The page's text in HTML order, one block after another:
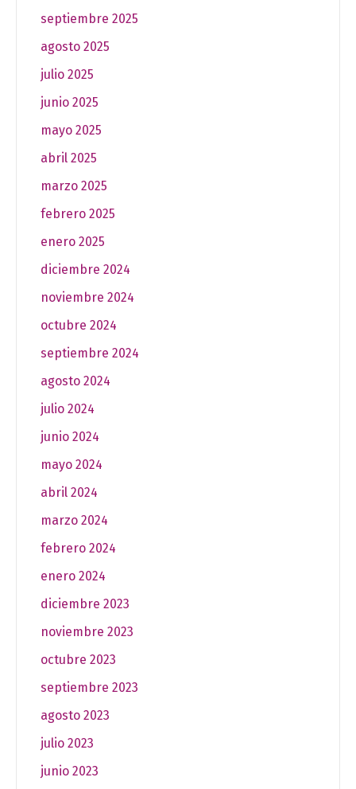
septiembre 2025
agosto 2025
julio 2025
junio 2025
mayo 2025
abril 2025
marzo 2025
febrero 2025
enero 2025
diciembre 2024
noviembre 2024
octubre 2024
septiembre 2024
agosto 2024
julio 2024
junio 2024
mayo 2024
abril 2024
marzo 2024
febrero 2024
enero 2024
diciembre 2023
noviembre 2023
octubre 2023
septiembre 2023
agosto 2023
julio 2023
junio 2023